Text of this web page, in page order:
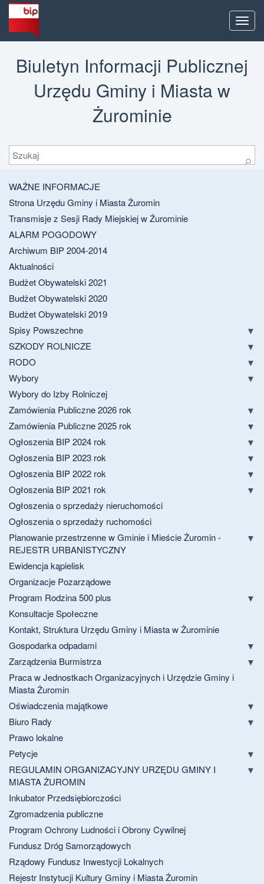
Menu
Biuletyn Informacji Publicznej
Urzędu Gminy i Miasta w
Żurominie
Szukaj
⚲
WAŻNE INFORMACJE
Strona Urzędu Gminy i Miasta Żuromin
Transmisje z Sesji Rady Miejskiej w Żurominie
ALARM POGODOWY
Archiwum BIP 2004-2014
Aktualności
Budżet Obywatelski 2021
Budżet Obywatelski 2020
Budżet Obywatelski 2019
Spisy Powszechne
SZKODY ROLNICZE
RODO
Wybory
Wybory do Izby Rolniczej
Zamówienia Publiczne 2026 rok
Zamówienia Publiczne 2025 rok
Ogłoszenia BIP 2024 rok
Ogłoszenia BIP 2023 rok
Ogłoszenia BIP 2022 rok
Ogłoszenia BIP 2021 rok
Ogłoszenia o sprzedaży nieruchomości
Ogłoszenia o sprzedaży ruchomości
Planowanie przestrzenne w Gminie i Mieście Żuromin -
REJESTR URBANISTYCZNY
Ewidencja kąpielisk
Organizacje Pozarządowe
Program Rodzina 500 plus
Konsultacje Społeczne
Kontakt, Struktura Urzędu Gminy i Miasta w Żurominie
Gospodarka odpadami
Zarządzenia Burmistrza
Praca w Jednostkach Organizacyjnych i Urzędzie Gminy i
Miasta Żuromin
Oświadczenia majątkowe
Biuro Rady
Prawo lokalne
Petycje
REGULAMIN ORGANIZACYJNY URZĘDU GMINY I
MIASTA ŻUROMIN
Inkubator Przedsiębiorczości
Zgromadzenia publiczne
Program Ochrony Ludności i Obrony Cywilnej
Fundusz Dróg Samorządowych
Rządowy Fundusz Inwestycji Lokalnych
Rejestr Instytucji Kultury Gminy i Miasta Żuromin